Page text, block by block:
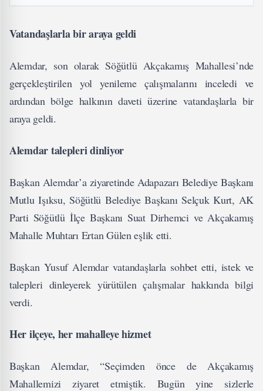
Vatandaşlarla bir araya geldi
Alemdar, son olarak Söğütlü Akçakamış Mahallesi’nde
gerçekleştirilen yol yenileme çalışmalarını inceledi ve
ardından bölge halkının daveti üzerine vatandaşlarla bir
araya geldi.
Alemdar talepleri dinliyor
Başkan Alemdar’a ziyaretinde Adapazarı Belediye Başkanı
Mutlu Işıksu, Söğütlü Belediye Başkanı Selçuk Kurt, AK
Parti Söğütlü İlçe Başkanı Suat Dirhemci ve Akçakamış
Mahalle Muhtarı Ertan Gülen eşlik etti.
Başkan Yusuf Alemdar vatandaşlarla sohbet etti, istek ve
talepleri dinleyerek yürütülen çalışmalar hakkında bilgi
verdi.
Her ilçeye, her mahalleye hizmet
Başkan Alemdar, “Seçimden önce de Akçakamış
Mahallemizi ziyaret etmiştik. Bugün yine sizlerle